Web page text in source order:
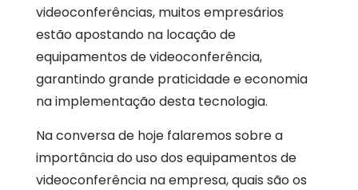
videoconferências, muitos empresários
estão apostando na locação de
equipamentos de videoconferência,
garantindo grande praticidade e economia
na implementação desta tecnologia.
Na conversa de hoje falaremos sobre a
importância do uso dos equipamentos de
videoconferência na empresa, quais são os